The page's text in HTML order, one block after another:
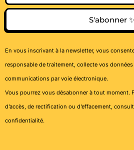
S'abonner
En vous inscrivant à la newsletter, vous
responsable de traitement, collecte vos
communications par voie électronique.
Vous pourrez vous désabonner à tout moment.
d’accès, de rectification ou d’effacement,
confidentialité.